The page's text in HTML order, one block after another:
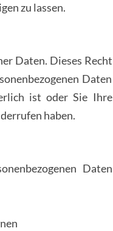
zu lassen.
Daten. Dieses Recht
Daten
ist oder Sie Ihre
haben.
Daten